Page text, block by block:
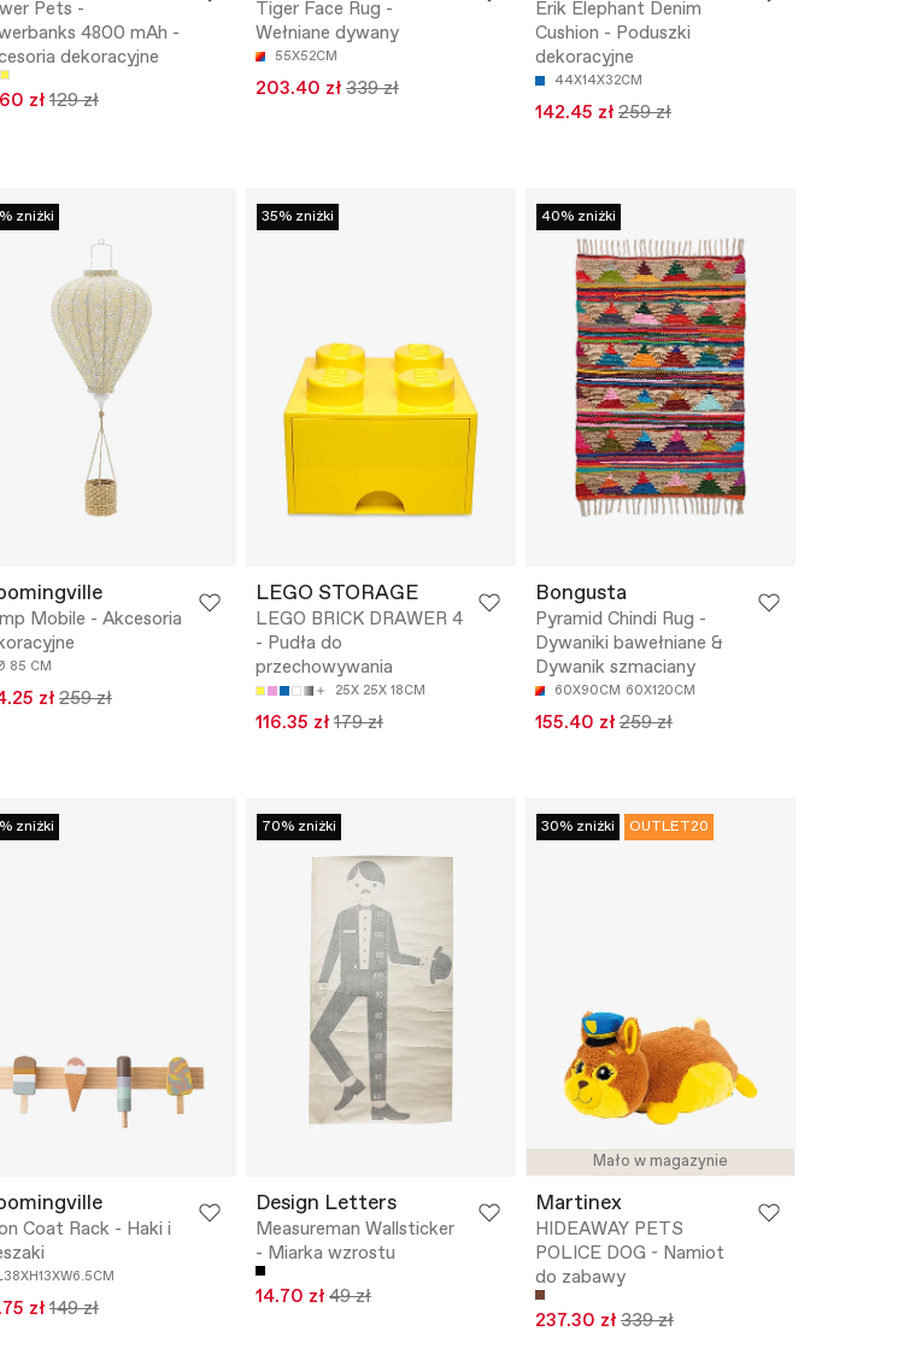
Pets -
4800 mAh -
dekoracyjne
zł129 zł
Tiger Face Rug -
Wełniane dywany
55X52CM
203.40 zł 339 zł
Erik Elephant Denim
Cushion - Poduszki
dekoracyjne
44X14X32CM
142.45 zł 259 zł
zniżki
Mobile - Akcesoria
85 CM
zł259 zł
35% zniżki
LEGO STORAGE
LEGO BRICK DRAWER 4
- Pudła do
przechowywania
25X 25X 18CM
116.35 zł 179 zł
40% zniżki
Bongusta
Pyramid Chindi Rug -
Dywaniki bawełniane &
Dywanik szmaciany
60X90CM 60X120CM
155.40 zł 259 zł
zniżki
Coat Rack - Haki i
zł149 zł
70% zniżki
Design Letters
Measureman Wallsticker
- Miarka wzrostu
14.70 zł 49 zł
Mało w magazynie
30% zniżki OUTLET20
Martinex
HIDEAWAY PETS
POLICE DOG - Namiot
do zabawy
237.30 zł 339 zł